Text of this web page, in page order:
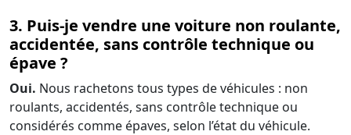
3. Puis-je vendre une voiture non roulante,
accidentée, sans contrôle technique ou
épave ?
Oui. Nous rachetons tous types de véhicules : non
roulants, accidentés, sans contrôle technique ou
considérés comme épaves, selon l’état du véhicule.